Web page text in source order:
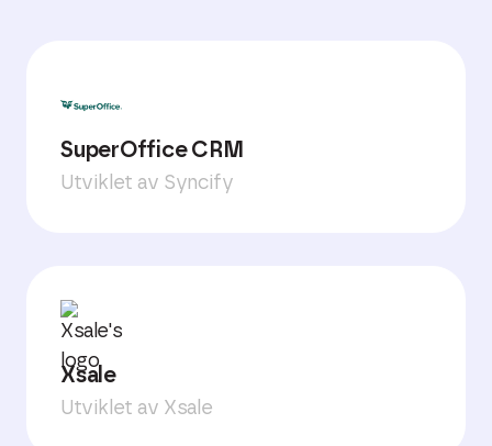
SuperOffice CRM
Utviklet av Syncify
Xsale
Utviklet av Xsale